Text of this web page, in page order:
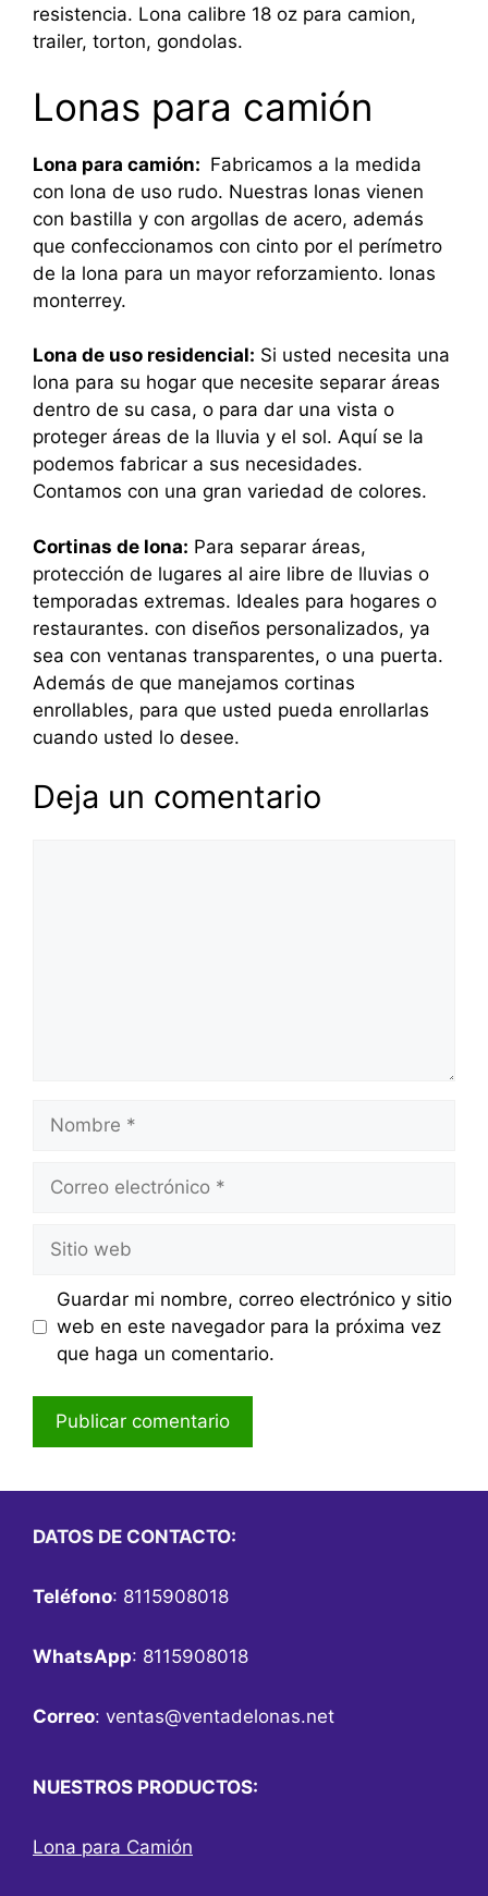
resistencia. Lona calibre 18 oz para camion,
trailer, torton, gondolas.
Lonas para camión
Lona para camión: Fabricamos a la medida
con lona de uso rudo. Nuestras lonas vienen
con bastilla y con argollas de acero, además
que confeccionamos con cinto por el perímetro
de la lona para un mayor reforzamiento. lonas
monterrey.
Lona de uso residencial: Si usted necesita una
lona para su hogar que necesite separar áreas
dentro de su casa, o para dar una vista o
proteger áreas de la lluvia y el sol. Aquí se la
podemos fabricar a sus necesidades.
Contamos con una gran variedad de colores.
Cortinas de lona: Para separar áreas,
protección de lugares al aire libre de lluvias o
temporadas extremas. Ideales para hogares o
restaurantes. con diseños personalizados, ya
sea con ventanas transparentes, o una puerta.
Además de que manejamos cortinas
enrollables, para que usted pueda enrollarlas
cuando usted lo desee.
Deja un comentario
Nombre
Correo
Sitio
web
Guardar mi nombre, correo electrónico y sitio
web en este navegador para la próxima vez
que haga un comentario.
DATOS DE CONTACTO:
Teléfono: 8115908018
WhatsApp: 8115908018
Correo: ventas@ventadelonas.net
NUESTROS PRODUCTOS:
Lona para Camión